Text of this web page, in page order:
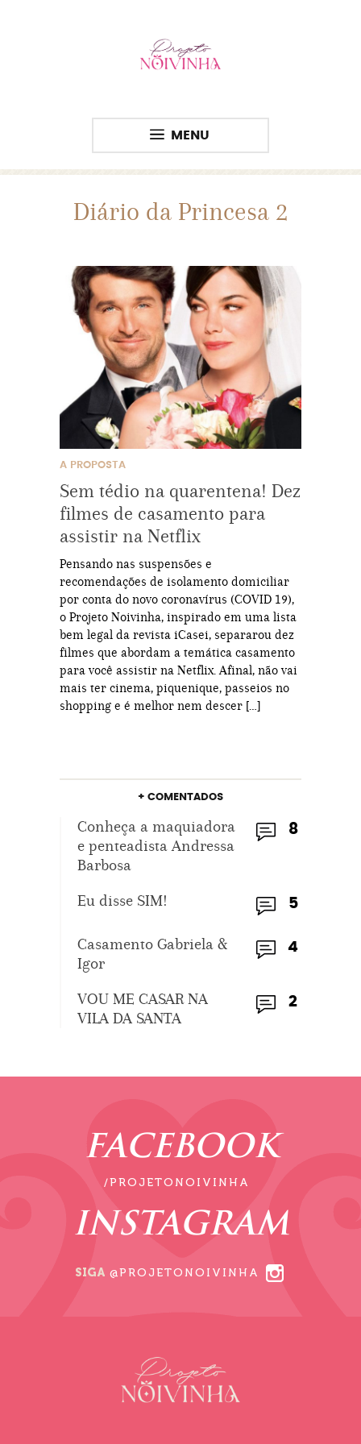
MENU
Diário da Princesa 2
A PROPOSTA
Sem tédio na quarentena! Dez
filmes de casamento para
assistir na Netflix
Pensando nas suspensões e
recomendações de isolamento domiciliar
por conta do novo coronavírus (COVID 19),
o Projeto Noivinha, inspirado em uma lista
bem legal da revista iCasei, separarou dez
filmes que abordam a temática casamento
para você assistir na Netflix. Afinal, não vai
mais ter cinema, piquenique, passeios no
shopping e é melhor nem descer […]
+ COMENTADOS
8
Conheça a maquiadora
e penteadista Andressa
Barbosa
5
Eu disse SIM!
4
Casamento Gabriela &
Igor
2
VOU ME CASAR NA
VILA DA SANTA
FACEBOOK
/PROJETONOIVINHA
INSTAGRAM
SIGA @PROJETONOIVINHA